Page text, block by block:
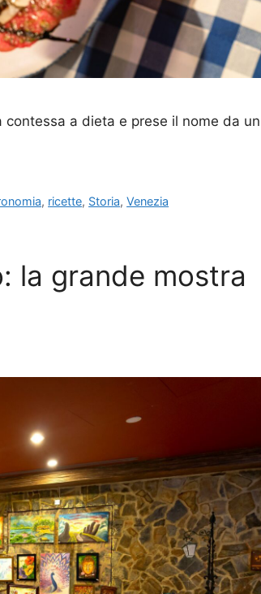
contessa a dieta e prese il nome da un
, ricette, Storia,Venezia
la grande mostra